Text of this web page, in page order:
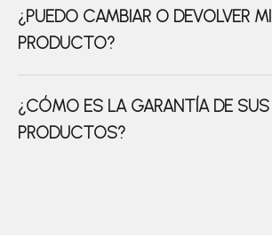
¿PUEDO CAMBIAR O DEVOLVER MI
PRODUCTO?
¿CÓMO ES LA GARANTÍA DE SUS
PRODUCTOS?